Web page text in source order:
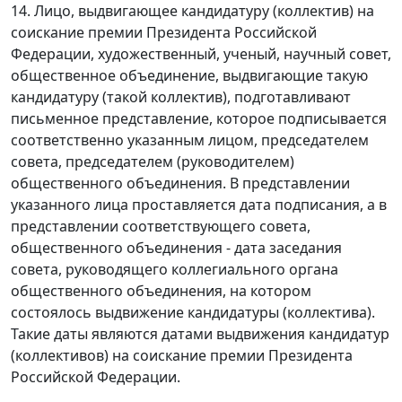
14. Лицо, выдвигающее кандидатуру (коллектив) на
соискание премии Президента Российской
Федерации, художественный, ученый, научный совет,
общественное объединение, выдвигающие такую
кандидатуру (такой коллектив), подготавливают
письменное представление, которое подписывается
соответственно указанным лицом, председателем
совета, председателем (руководителем)
общественного объединения. В представлении
указанного лица проставляется дата подписания, а в
представлении соответствующего совета,
общественного объединения - дата заседания
совета, руководящего коллегиального органа
общественного объединения, на котором
состоялось выдвижение кандидатуры (коллектива).
Такие даты являются датами выдвижения кандидатур
(коллективов) на соискание премии Президента
Российской Федерации.